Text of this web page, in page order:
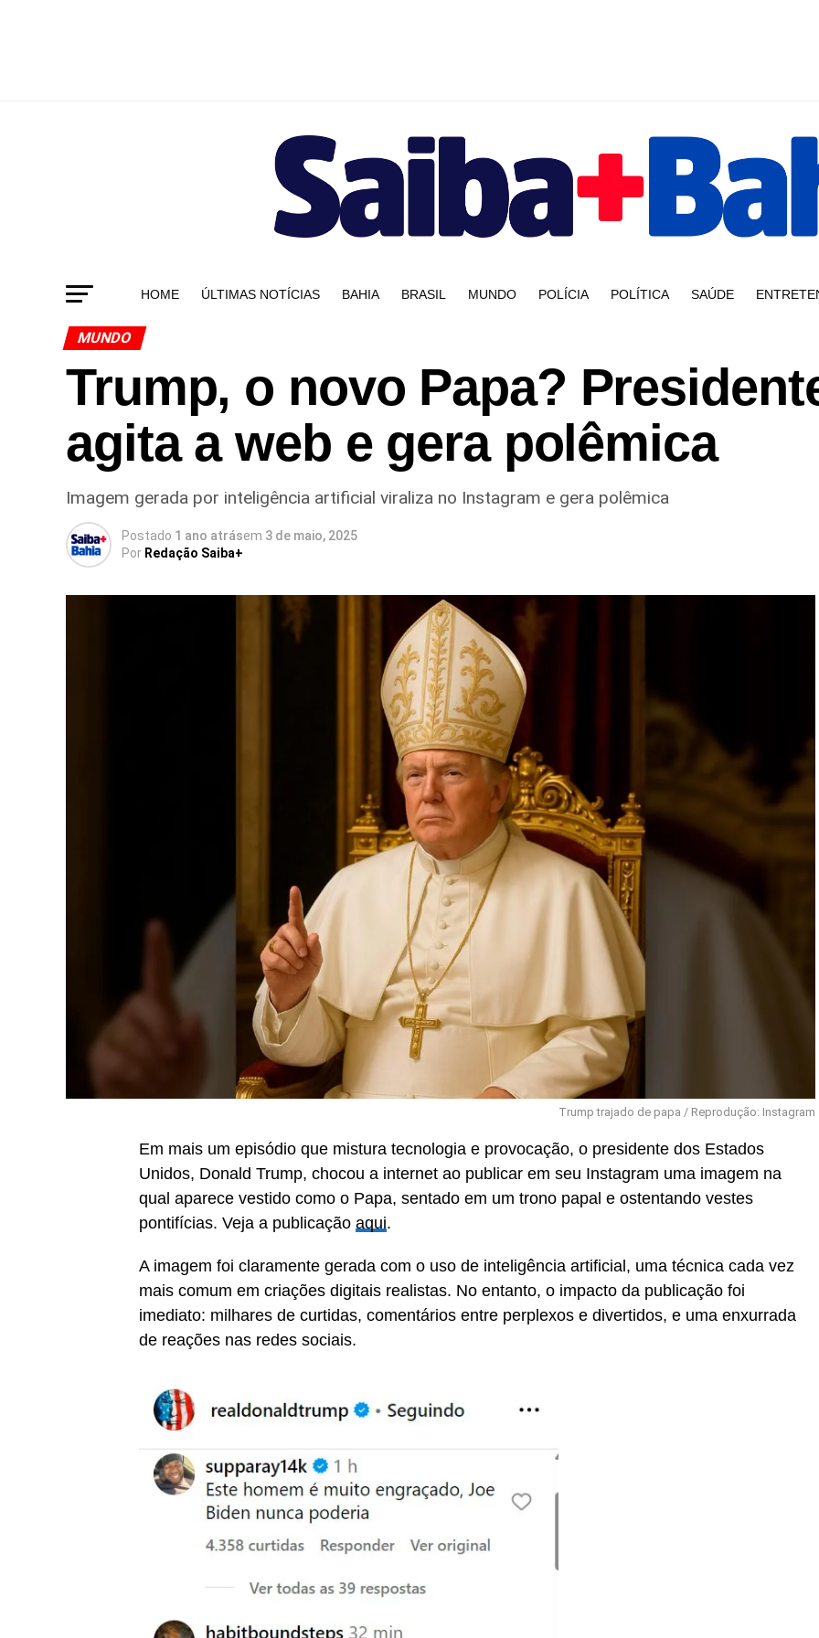
HOME ÚLTIMAS NOTÍCIAS BAHIA BRASIL MUNDO POLÍCIA POLÍTICA SAÚDE
MUNDO
Trump, o novo Papa?
agita a web e gera polêmica
Imagem gerada por inteligência artificial viraliza no Instagram e gera polêmica
Postado 1 ano atrásem 3 de maio, 2025
Por Redação Saiba+
Trump trajado de papa / Reprodução: Instagram
Em mais um episódio que mistura tecnologia e provocação, o presidente dos Estados
Unidos, Donald Trump, chocou a internet ao publicar em seu Instagram uma imagem na
qual aparece vestido como o Papa, sentado em um trono papal e ostentando vestes
pontifícias. Veja a publicação aqui.
A imagem foi claramente gerada com o uso de inteligência artificial, uma técnica cada vez
mais comum em criações digitais realistas. No entanto, o impacto da publicação foi
imediato: milhares de curtidas, comentários entre perplexos e divertidos, e uma enxurrada
de reações nas redes sociais.